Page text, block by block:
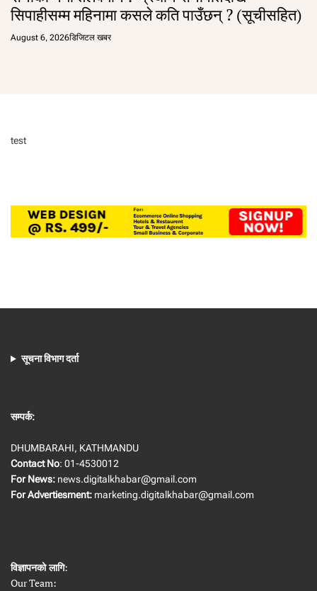
सिपाहीसम्म महिनामा कसले कति पाउँछन् ? (सूचीसहित)
August 6, 2026डिजिटल खबर
test
सूचना विभाग दर्ता
सम्पर्क:
DHUMBARAHI, KATHMANDU
Contact No: 01-4530012
For News: news.digitalkhabar@gmail.com
For Advertiesment: marketing.digitalkhabar@gmail.com
विज्ञापनको लागि:
Our Team: